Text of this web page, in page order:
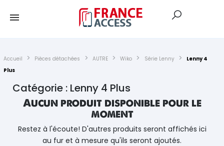
Accueil Pièces détachées AUTRE Wiko Série Lenny
Lenny 4
Plus
Catégorie : Lenny 4 Plus
Aucun produit disponible pour le
moment
Restez à l'écoute! D'autres produits seront affichés ici
au fur et à mesure qu'ils seront ajoutés.